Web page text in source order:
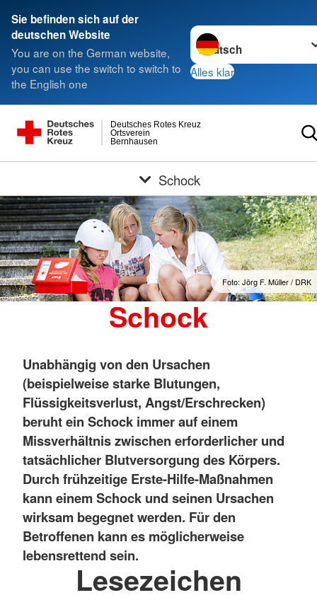
Sie befinden sich auf der
deutschen Website
You are on the German website,
you can use the switch to switch to
the English one
Sprache wechseln zu
Alles klar
Bernhausen
Ortsverein
Deutsches Rotes Kreuz
Schock
Foto: Jörg F. Müller / DRK
Schock
Unabhängig von den Ursachen
(beispielweise starke Blutungen,
Flüssigkeitsverlust, Angst/Erschrecken)
beruht ein Schock immer auf einem
Missverhältnis zwischen erforderlicher und
tatsächlicher Blutversorgung des Körpers.
Durch frühzeitige Erste-Hilfe-Maßnahmen
kann einem Schock und seinen Ursachen
wirksam begegnet werden. Für den
Betroffenen kann es möglicherweise
lebensrettend sein.
Lesezeichen